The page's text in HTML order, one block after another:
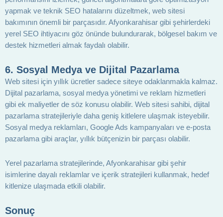
yapmak ve teknik SEO hatalarını düzeltmek, web sitesi
bakımının önemli bir parçasıdır. Afyonkarahisar gibi şehirlerdeki
yerel SEO ihtiyacını göz önünde bulundurarak, bölgesel bakım ve
destek hizmetleri almak faydalı olabilir.
6. Sosyal Medya ve Dijital Pazarlama
Web sitesi için yıllık ücretler sadece siteye odaklanmakla kalmaz.
Dijital pazarlama, sosyal medya yönetimi ve reklam hizmetleri
gibi ek maliyetler de söz konusu olabilir. Web sitesi sahibi, dijital
pazarlama stratejileriyle daha geniş kitlelere ulaşmak isteyebilir.
Sosyal medya reklamları, Google Ads kampanyaları ve e-posta
pazarlama gibi araçlar, yıllık bütçenizin bir parçası olabilir.
Yerel pazarlama stratejilerinde, Afyonkarahisar gibi şehir
isimlerine dayalı reklamlar ve içerik stratejileri kullanmak, hedef
kitlenize ulaşmada etkili olabilir.
Sonuç